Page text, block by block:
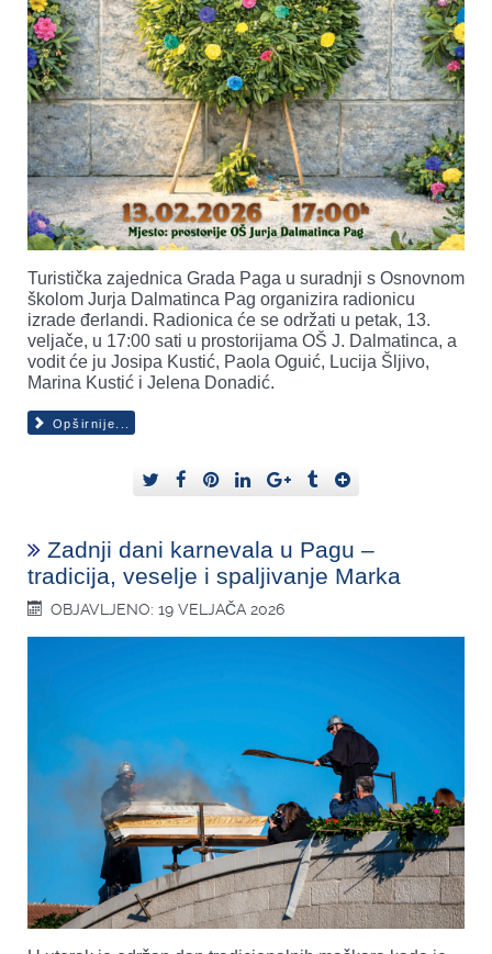
Turistička zajednica Grada Paga u suradnji s Osnovnom
školom Jurja Dalmatinca Pag organizira radionicu
izrade đerlandi. Radionica će se održati u petak, 13.
veljače, u 17:00 sati u prostorijama OŠ J. Dalmatinca, a
vodit će ju Josipa Kustić, Paola Oguić, Lucija Šljivo,
Marina Kustić i Jelena Donadić.
Opširnije...
Zadnji dani karnevala u Pagu –
tradicija, veselje i spaljivanje Marka
OBJAVLJENO: 19 VELJAČA 2026